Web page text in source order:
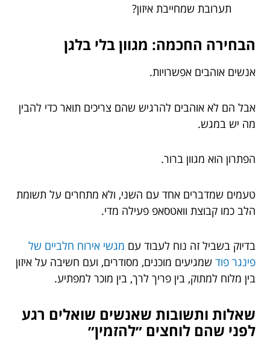
תערובת שמחייבת איזון?
הבחירה החכמה: מגוון בלי בלגן
אנשים אוהבים אפשרויות.
אבל הם לא אוהבים להרגיש שהם צריכים תואר כדי להבין
מה יש במגש.
הפתרון הוא מגוון ברור.
טעמים שמדברים אחד עם השני, ולא מתחרים על תשומת
הלב כמו קבוצת וואטסאפ פעילה מדי.
בדיוק בשביל זה נוח לעבוד עם מגשי אירוח חלביים של
פינגר פוד שמגיעים מוכנים, מסודרים, ועם חשיבה על איזון
בין מלוח למתוק, בין פריך לרך, בין מוכר למפתיע.
שאלות ותשובות שאנשים שואלים רגע
לפני שהם לוחצים ״להזמין״